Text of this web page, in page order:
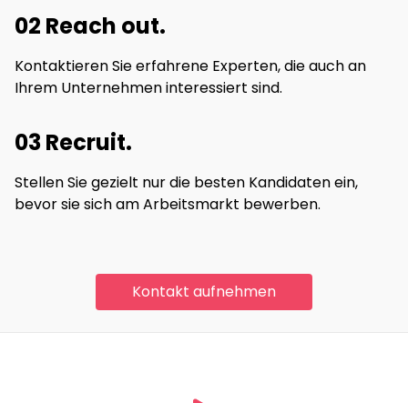
02 Reach out.
Kontaktieren Sie erfahrene Experten, die auch an
Ihrem Unternehmen interessiert sind.
03 Recruit.
Stellen Sie gezielt nur die besten Kandidaten ein,
bevor sie sich am Arbeitsmarkt bewerben.
Kontakt aufnehmen